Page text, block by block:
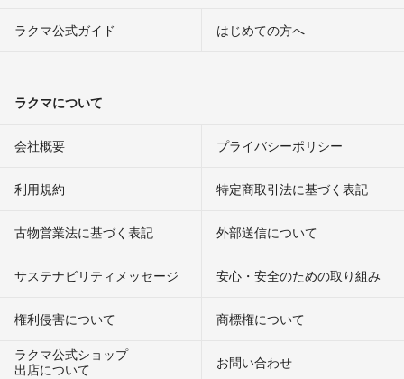
ラクマ公式ガイド はじめての方へ
ラクマについて
会社概要 プライバシーポリシー
利用規約 特定商取引法に基づく表記
古物営業法に基づく表記 外部送信について
サステナビリティメッセージ 安心・安全のための取り組み
権利侵害について
商標権について
ラクマ公式ショップ
出店について
お問い合わせ